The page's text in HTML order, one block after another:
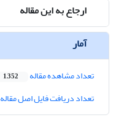
ارجاع به این مقاله
آمار
تعداد مشاهده مقاله 1,352
تعداد دریافت فایل اصل مقاله